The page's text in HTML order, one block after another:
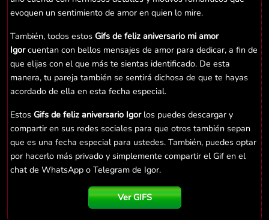
evoquen un sentimiento de amor en quien lo mire.
También, todos estos Gifs de feliz aniversario mi amor
Igorcuentan con bellos mensajes de amor para dedicar, a fin de
que elijas con el que más te sientas identificado. De esta
manera, tu pareja también se sentirá dichosa de que te hayas
acordado de ella en esta fecha especial.
Estos Gifs de feliz aniversario Igorlos puedes descargar y
compartir en sus redes sociales para que otros también sepan
que es una fecha especial para ustedes. También, puedes optar
por hacerlo más privado y simplemente compartir el Gif en el
chat de WhatsApp o Telegram de Igor.
Ver GIFS